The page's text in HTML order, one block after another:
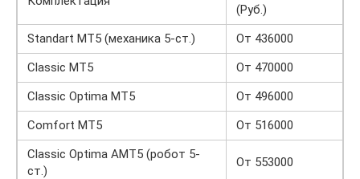
(Руб.)
Standart MT5 (механика 5-ст.)
От 436000
Classic MT5
От 470000
Classic Optima MT5
От 496000
Comfort MT5
От 516000
Classic Optima AMT5 (робот 5-
ст.)
От 553000